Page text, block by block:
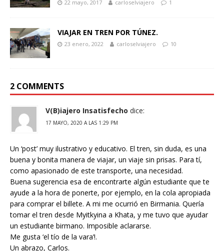
22 mayo, 2017 carloselviajero 1
VIAJAR EN TREN POR TÚNEZ.
23 enero, 2022 carloselviajero 10
2 COMMENTS
V(B)iajero Insatisfecho dice:
17 MAYO, 2020 A LAS 1:29 PM
Un ‘post’ muy ilustrativo y educativo. El tren, sin duda, es una
buena y bonita manera de viajar, un viaje sin prisas. Para tí,
como apasionado de este transporte, una necesidad.
Buena sugerencia esa de encontrarte algún estudiante que te
ayude a la hora de ponerte, por ejemplo, en la cola apropiada
para comprar el billete. A mi me ocurrió en Birmania. Quería
tomar el tren desde Myitkyina a Khata, y me tuvo que ayudar
un estudiante birmano. Imposible aclararse.
Me gusta ‘el tío de la vara’!.
Un abrazo, Carlos.